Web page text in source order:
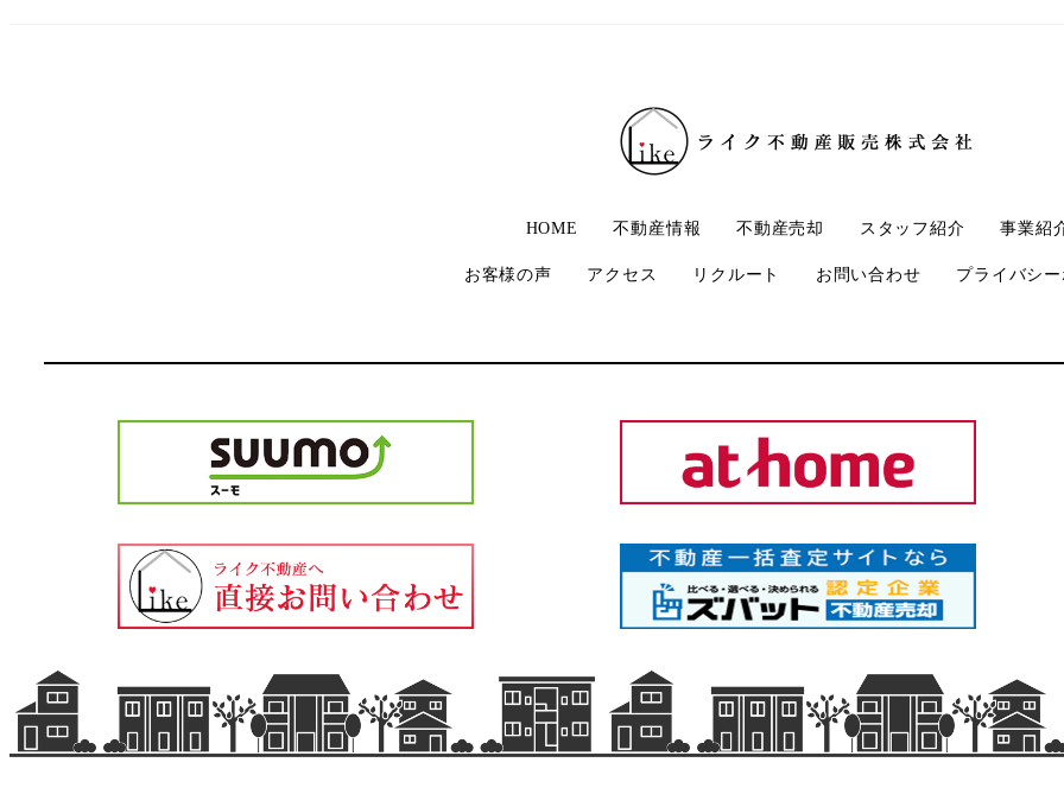
HOME 不動産情報 不動産売却 スタッフ紹介 事業紹
お客様の声 アクセス リクルート お問い合わせ プライバシ